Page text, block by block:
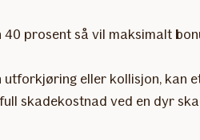
prosent så vil maksimalt
eller kollisjon, kan
skadekostnad ved en dyr